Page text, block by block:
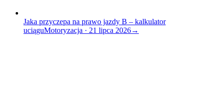
Jaka przyczepa na prawo jazdy B – kalkulator
uciąguMotoryzacja · 21 lipca 2026→